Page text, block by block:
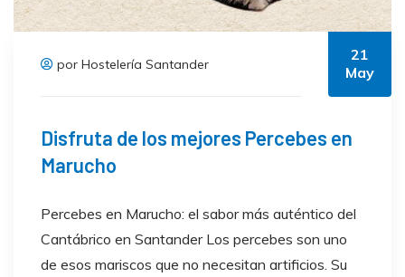
por Hostelería Santander
21
May
Disfruta de los mejores Percebes en
Marucho
Percebes en Marucho: el sabor más auténtico del
Cantábrico en Santander Los percebes son uno
de esos mariscos que no necesitan artificios. Su